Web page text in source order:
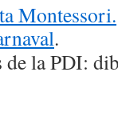
Montessori.
.
la PDI: